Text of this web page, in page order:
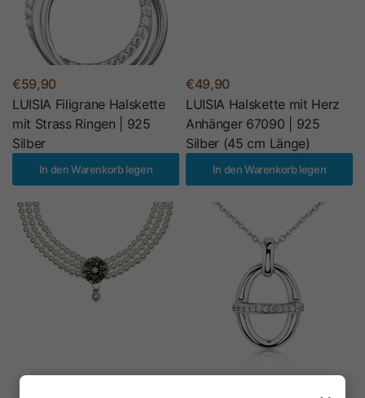
€59,90
LUISIA Filigrane Halskette
mit Strass Ringen | 925
Silber
In den Warenkorb legen
€49,90
LUISIA Halskette mit Herz
Anhänger 67090 | 925
Silber (45 cm Länge)
In den Warenkorb legen